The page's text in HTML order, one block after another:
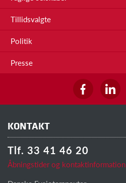
Tillidsvalgte
Politik
Presse
KONTAKT
Tlf. 33 41 46 20
Åbningstider og kontaktinformation